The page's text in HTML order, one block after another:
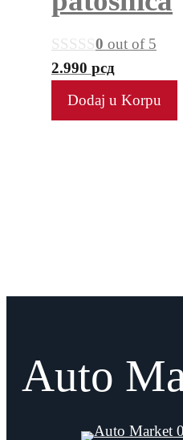
0 out of 5
2.990 рсд
Dodaj u Korpu
Auto